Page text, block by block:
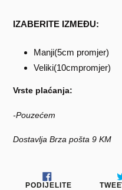
IZABERITE IZMEĐU:
Manji(5cm promjer)
Veliki(10cmpromjer)
Vrste plaćanja:
-Pouzećem
Dostavlja Brza pošta 9 KM
PODIJELITEPODIJELITE